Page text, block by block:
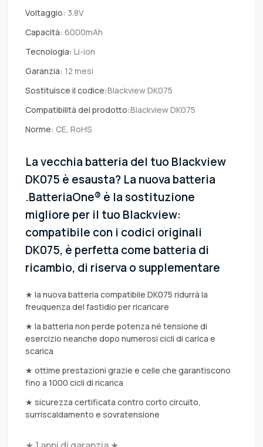
Voltaggio: 3.8V
Capacità: 6000mAh
Tecnologia: Li-ion
Garanzia: 12 mesi
Sostituisce il codice:Blackview DK075
Compatibilità del prodotto:Blackview DK075
Norme: CE, RoHS
La vecchia batteria del tuo Blackview
DK075 è esausta? La nuova batteria
.BatteriaOne® è la sostituzione
migliore per il tuo Blackview:
compatibile con i codici originali
DK075, è perfetta come batteria di
ricambio, di riserva o supplementare
★ la nuova batteria compatibile DK075 ridurrà la
freuquenza del fastidio per ricaricare
★ la batteria non perde potenza né tensione di
esercizio neanche dopo numerosi cicli di carica e
scarica
★ ottime prestazioni grazie e celle che garantiscono
fino a 1000 cicli di ricarica
★ sicurezza certificata contro corto circuito,
surriscaldamento e sovratensione